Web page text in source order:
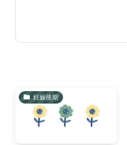
妊娠後期